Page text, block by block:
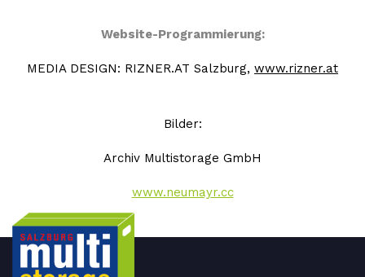
Website-Programmierung:
MEDIA DESIGN: RIZNER.AT Salzburg, www.rizner.at
Bilder:
Archiv Multistorage GmbH
www.neumayr.cc